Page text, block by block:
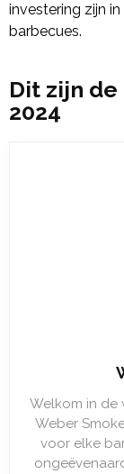
investering zijn
barbecues.
Dit zijn
2024
Welkom in de
Weber
voor elke